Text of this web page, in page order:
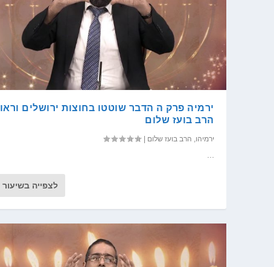
ירמיה פרק ה הדבר שוטטו בחוצות ירושלים וראו
הרב בועז שלום
ירמיהו, הרב בועז שלום |
לצפייה בשיעור